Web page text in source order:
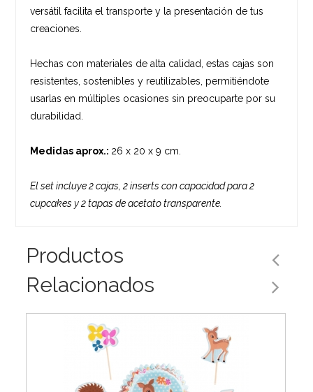
versátil facilita el transporte y la presentación de tus
creaciones.
Hechas con materiales de alta calidad, estas cajas son
resistentes, sostenibles y reutilizables, permitiéndote
usarlas en múltiples ocasiones sin preocuparte por su
durabilidad.
Medidas aprox.: 26 x 20 x 9 cm.
El set incluye 2 cajas, 2 inserts con capacidad para 2
cupcakes y 2 tapas de acetato transparente.
Productos
Relacionados